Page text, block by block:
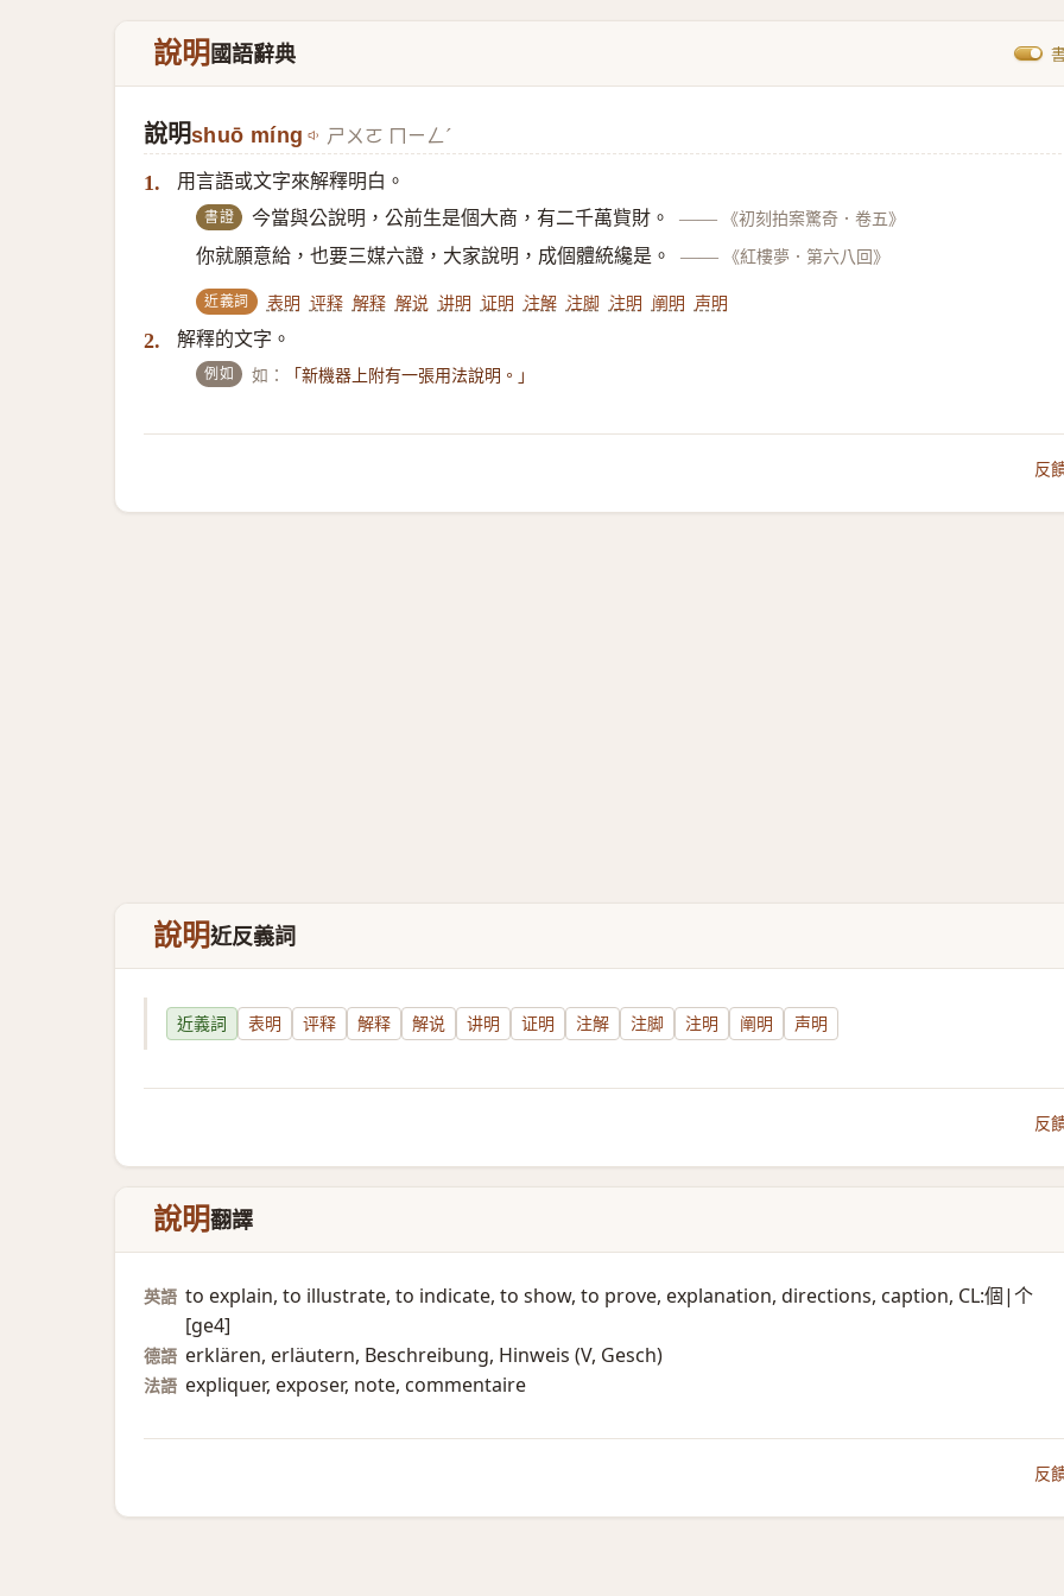
說明國語辭典
說明shuō míng ㄕㄨㄛ ㄇㄧㄥˊ
1. 用言語或文字來解釋明白。
書證 今當與公說明，公前生是個大商，有二千萬貲財。 —— 《初刻拍案驚奇．卷五》
你就願意給，也要三媒六證，大家說明，成個體統纔是。 —— 《紅樓夢．第六八回》
近義詞 表明 评释 解释 解说 讲明 证明 注解 注脚 注明 阐明 声明
2. 解釋的文字。
例如 如： 「新機器上附有一張用法說明。」
反
說明近反義詞
近義詞 表明 评释 解释 解说 讲明 证明 注解 注脚 注明 阐明 声明
反
說明翻譯
英語 to explain, to illustrate, to indicate, to show, to prove, explanation, directions, caption, CL:個|个
[ge4]
德語 erklären, erläutern, Beschreibung, Hinweis (V, Gesch)​
法語 expliquer, exposer, note, commentaire
反